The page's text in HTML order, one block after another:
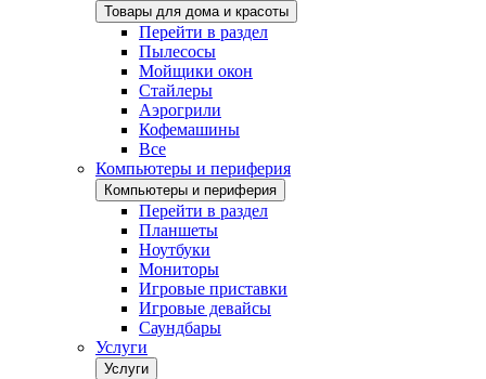
Товары для дома и красоты
Перейти в раздел
Пылесосы
Мойщики окон
Стайлеры
Аэрогрили
Кофемашины
Все
Компьютеры и периферия
Компьютеры и периферия
Перейти в раздел
Планшеты
Ноутбуки
Мониторы
Игровые приставки
Игровые девайсы
Саундбары
Услуги
Услуги